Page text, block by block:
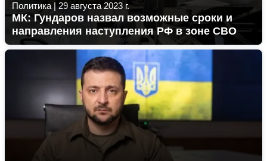
Политика | 29 августа 2023 г.
МК: Гундаров назвал возможные сроки и
направления наступления РФ в зоне СВО